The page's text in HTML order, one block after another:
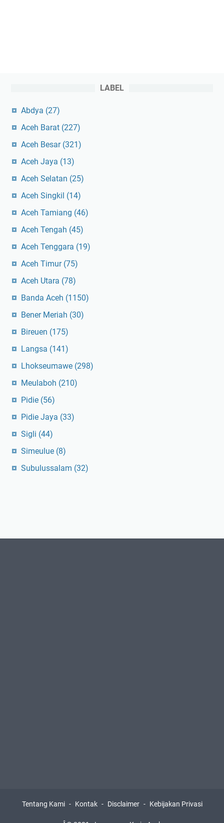
LABEL
Abdya (27)
Aceh Barat (227)
Aceh Besar (321)
Aceh Jaya (13)
Aceh Selatan (25)
Aceh Singkil (14)
Aceh Tamiang (46)
Aceh Tengah (45)
Aceh Tenggara (19)
Aceh Timur (75)
Aceh Utara (78)
Banda Aceh (1150)
Bener Meriah (30)
Bireuen (175)
Langsa (141)
Lhokseumawe (298)
Meulaboh (210)
Pidie (56)
Pidie Jaya (33)
Sigli (44)
Simeulue (8)
Subulussalam (32)
Tentang Kami Kontak Disclaimer Kebijakan Privasi